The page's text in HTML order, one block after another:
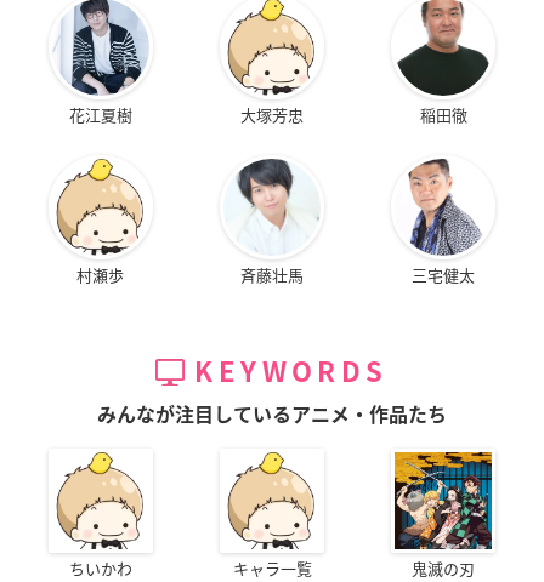
花江夏樹 大塚芳忠 稲田徹
村瀬歩 斉藤壮馬 三宅健太
KEYWORDS
みんなが注目しているアニメ・作品たち
ちいかわ キャラ一覧 鬼滅の刃